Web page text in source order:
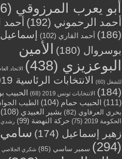
أبو يعرب المرزوقي (336)
أحمد الرحموني (192)
أحمد
(186)
أحمد القاري (102)
إسماعيل
بوسروال (180)
الأمين
البوعزيزي (438) الاتحاد
للشغل (60)
الانتخابات الرئاسية 2019
(184)
الانتخابات تونس 2019 (68)
الحبيب
(111)
الحبيب حمام (104) الطيب
بحري العرفاوي (82) بشير العبيدي (108)
الحكومة 2019
(75) حركة النهضة (99) رشدي
زهير إسماعيل (174)
سامي
(294)
سمير ساسي (85) شكري الجلاصي